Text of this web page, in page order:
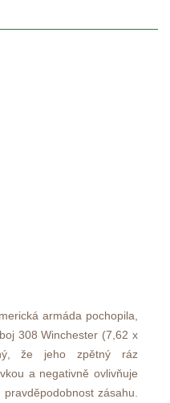
armáda pochopila,
308 Winchester (7,62 x
že jeho zpětný ráz
a negativně ovlivňuje
zásahu.